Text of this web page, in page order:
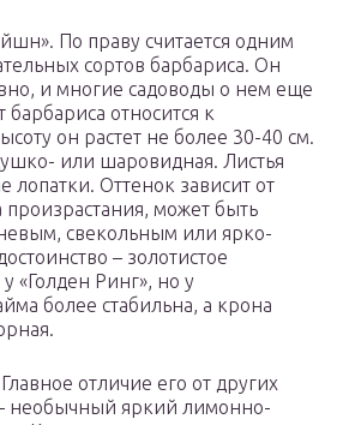
По праву считается одним
сортов барбариса. Он
и многие садоводы о нем еще
барбариса относится к
он растет не более 30-40 см.
или шаровидная. Листья
Оттенок зависит от
может быть
свекольным или ярко-
– золотистое
«Голден Ринг», но у
более стабильна, а крона
отличие его от других
необычный яркий лимонно-